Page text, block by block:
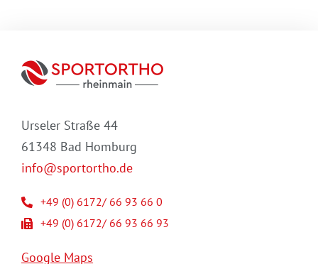
Urseler Straße 44
61348 Bad Homburg
info@sportortho.de
+49 (0) 6172/ 66 93 66 0
+49 (0) 6172/ 66 93 66 93
Google Maps